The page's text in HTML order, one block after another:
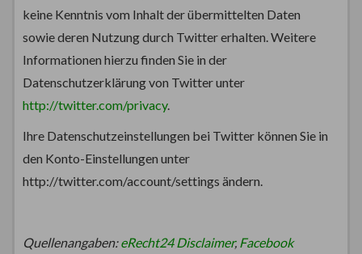
keine Kenntnis vom Inhalt der übermittelten Daten
sowie deren Nutzung durch Twitter erhalten. Weitere
Informationen hierzu finden Sie in der
Datenschutzerklärung von Twitter unter
http://twitter.com/privacy.
Ihre Datenschutzeinstellungen bei Twitter können Sie in
den Konto-Einstellungen unter
http://twitter.com/account/settings ändern.
Quellenangaben:eRecht24 Disclaimer, Facebook